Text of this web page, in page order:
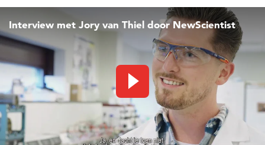
Interview met Jory van Thiel door NewScientist
Video afspelen